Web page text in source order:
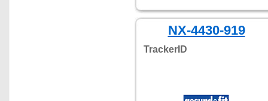
wollen wo Ihre Lieblinge
sind."
Getestet wurde NX-4437
NX-4430-919
TrackerID